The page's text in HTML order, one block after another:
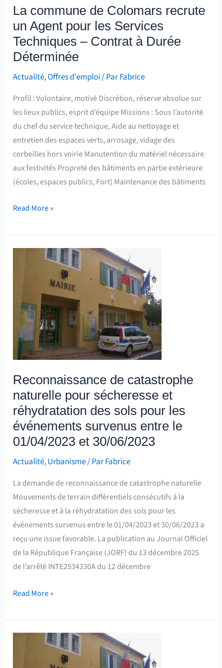
La commune de Colomars recrute
un Agent pour les Services
Techniques – Contrat à Durée
Déterminée
Actualité,Offres d'emploi/ ParFabrice
Profil : Volontaire, motivé Discrétion, réserve absolue sur
les lieux publics, esprit d’équipe Missions : Sous l’autorité
du chef du service technique, Aide au nettoyage et
entretien des espaces verts, arrosage, vidage des
corbeilles hors voirie Manutention du matériel nécessaire
aux festivités Propreté des bâtiments en partie extérieure
(écoles, espaces publics, Fort) Maintenance des bâtiments
Techniques
–
Contrat
à
Durée
Déterminée
Read More »
Reconnaissance de catastrophe
naturelle pour sécheresse et
réhydratation des sols pour les
événements survenus entre le
01/04/2023 et 30/06/2023
Actualité,Urbanisme/ ParFabrice
La demande de reconnaissance de catastrophe naturelle
Mouvements de terrain différentiels consécutifs à la
sécheresse et à la réhydratation des sols pour les
événements survenus entre le 01/04/2023 et 30/06/2023 a
reçu une issue favorable. La publication au Journal Officiel
de la République Française (JORF) du 13 décembre 2025
de l’arrêté INTE2534330A du 12 décembre
Reconnaissance
catastrophe
naturelle
pour
sécheresse
et
réhydratation
sols
pour
les
événements
survenus
entre
le
01/04/2023
30/06/2023
Read More »
reconnaissance